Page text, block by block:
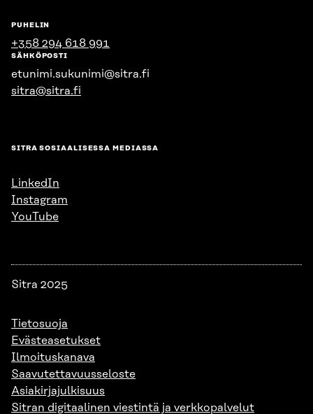
PUHELIN
+358 294 618 991
SÄHKÖPOSTI
etunimi.sukunimi@sitra.fi
sitra@sitra.fi
SITRA SOSIAALISESSA MEDIASSA
LinkedIn
Instagram
YouTube
Sitra 2025
Tietosuoja
Evästeasetukset
Ilmoituskanava
Saavutettavuusseloste
Asiakirjajulkisuus
Sitran digitaalinen viestintä ja verkkopalvelut